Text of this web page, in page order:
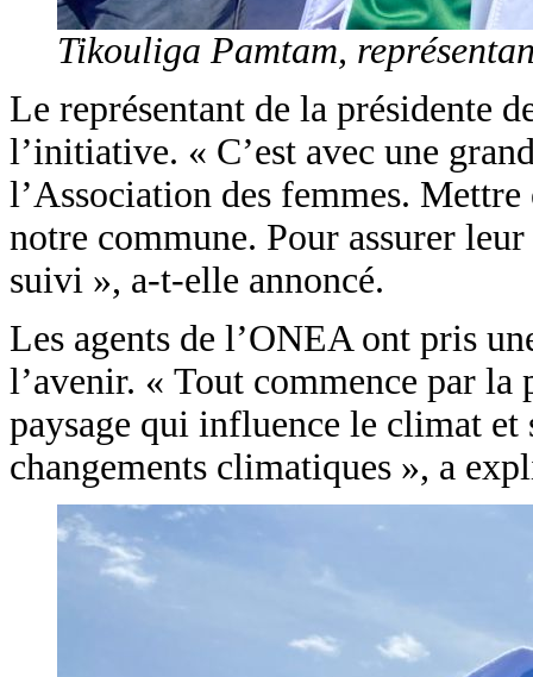
Tikouliga Pamtam,
Le représentant de la présidente
l’initiative. « C’est avec une
l’Association des femmes.
notre commune. Pour assurer
suivi », a-t-elle annoncé.
Les agents de l’ONEA ont pris
l’avenir. « Tout commence par la
paysage qui influence le climat et
changements climatiques », a